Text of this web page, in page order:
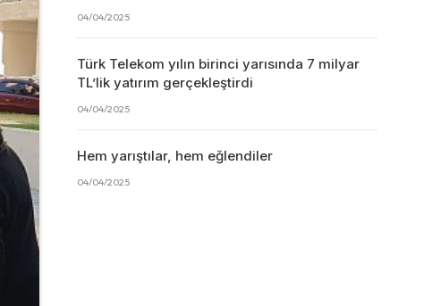
04/04/2025
Türk Telekom yılın birinci yarısında 7 milyar
TL’lik yatırım gerçekleştirdi
04/04/2025
Hem yarıştılar, hem eğlendiler
04/04/2025